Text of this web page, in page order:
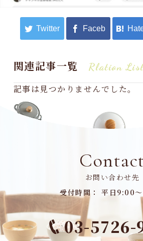
関連記事一覧 Rlation
記事は見つかりませんでした。
お問い合わせ先
受付時間： 平日9:00
03-5726-